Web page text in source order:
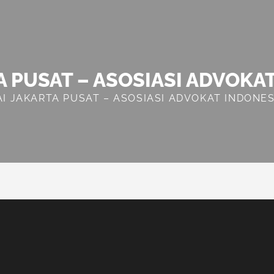
PUSAT – ASOSIASI
JAKARTA PUSAT – ASOSIASI ADVOKAT